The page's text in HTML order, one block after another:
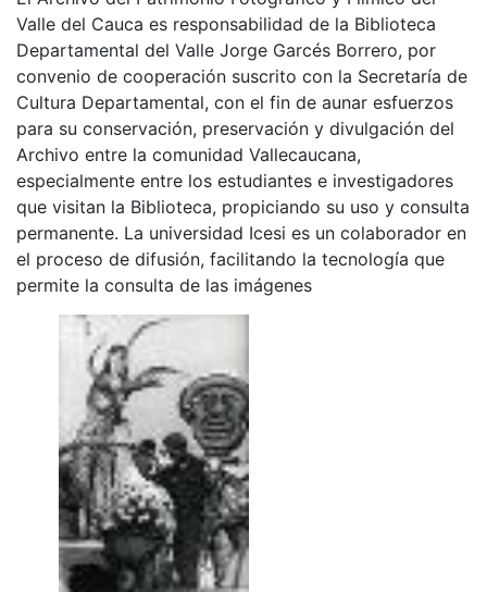
Valle del Cauca es responsabilidad de la Biblioteca
Departamental del Valle Jorge Garcés Borrero, por
convenio de cooperación suscrito con la Secretaría de
Cultura Departamental, con el fin de aunar esfuerzos
para su conservación, preservación y divulgación del
Archivo entre la comunidad Vallecaucana,
especialmente entre los estudiantes e investigadores
que visitan la Biblioteca, propiciando su uso y consulta
permanente. La universidad Icesi es un colaborador en
el proceso de difusión, facilitando la tecnología que
permite la consulta de las imágenes